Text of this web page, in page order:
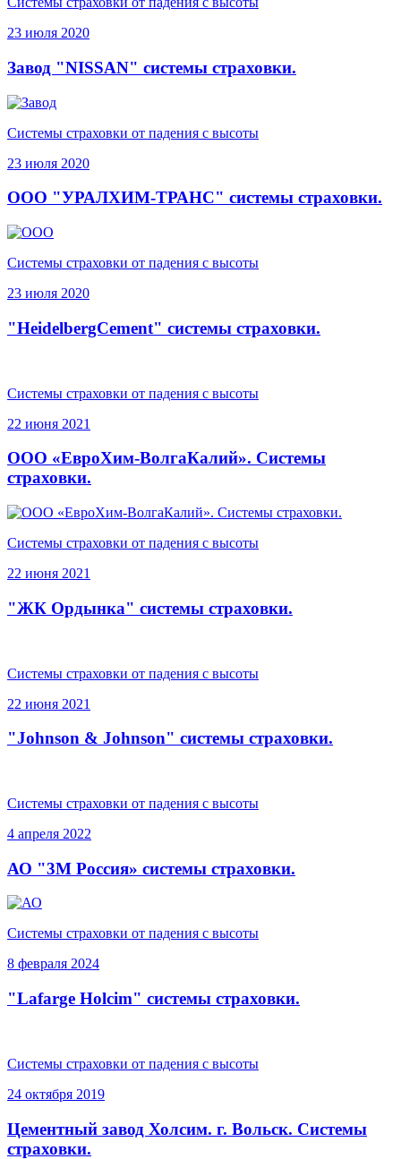
23 июля 2020
Завод "NISSAN" системы страховки.
Системы страховки от падения с высоты
23 июля 2020
ООО "УРАЛХИМ-ТРАНС" системы страховки.
Системы страховки от падения с высоты
23 июля 2020
"HeidelbergCement" системы страховки.
Системы страховки от падения с высоты
22 июня 2021
ООО «ЕвроХим-ВолгаКалий». Системы
страховки.
Системы страховки от падения с высоты
22 июня 2021
"ЖК Ордынка" системы страховки.
Системы страховки от падения с высоты
22 июня 2021
"Johnson & Johnson" системы страховки.
Системы страховки от падения с высоты
4 апреля 2022
АО "3М Россия» системы страховки.
Системы страховки от падения с высоты
8 февраля 2024
"Lafarge Holcim" системы страховки.
Системы страховки от падения с высоты
24 октября 2019
Цементный завод Холсим. г. Вольск. Системы
страховки.